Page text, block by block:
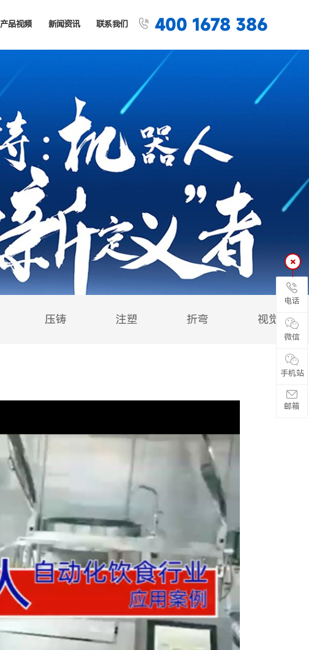
产品视频 新闻资讯 联系我们  400 1678 386
压铸 注塑 折弯 视觉
电话
微信
手机站
邮箱